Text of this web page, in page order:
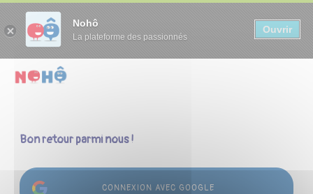
Nohô
La plateforme des passionnés
Ouvrir
Bon retour parmi nous !
CONNEXION AVEC GOOGLE
Panneau de gestion des cookies